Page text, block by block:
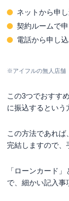
ネットから申
契約ルームで
電話から申し
※アイフルの無人店舗
この3つでおすす
に振込するという
この方法であれ
完結しますので、
「ローンカード
で、細かい記入事